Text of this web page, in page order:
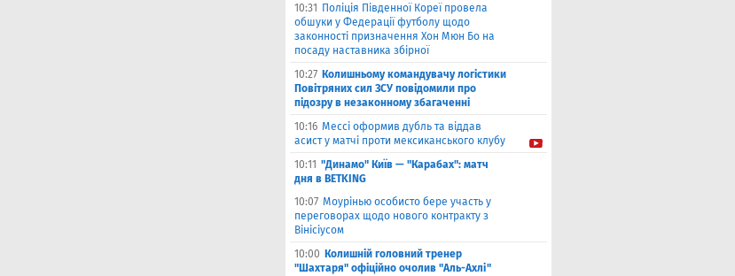
10:31
Поліція Південної Кореї провела
обшуки у Федерації футболу щодо
законності призначення Хон Мюн Бо на
посаду наставника збірної
10:27 Колишньому командувачу логістики
Повітряних сил ЗСУ повідомили про
підозру в незаконному збагаченні
10:16 Мессі оформив дубль та віддав
асист у матчі проти мексиканського клубу
10:11 "Динамо" Київ — "Карабах": матч
дня в BETKING
10:07 Моурінью особисто бере участь у
переговорах щодо нового контракту з
Вінісіусом
10:00 Колишній головний тренер
"Шахтаря" офіційно очолив "Аль-Ахлі"